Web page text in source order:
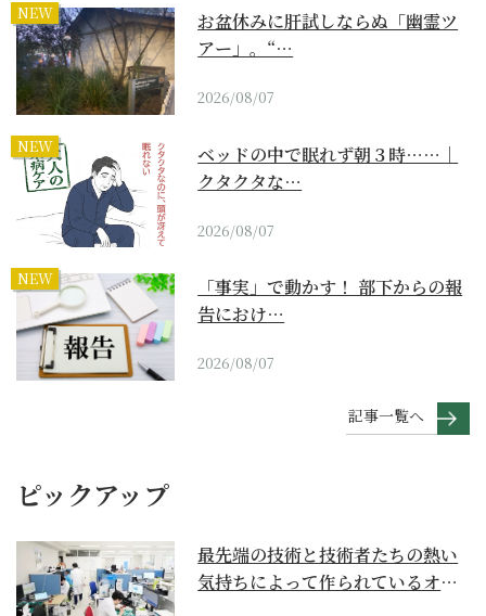
NEW
お盆休みに肝試しならぬ「幽霊ツ
アー」。“…
2026/08/07
NEW
ベッドの中で眠れず朝３時……｜
クタクタな…
2026/08/07
NEW
「事実」で動かす！ 部下からの報
告におけ…
2026/08/07
記事一覧へ
ピックアップ
最先端の技術と技術者たちの熱い
気持ちによって作られているオー